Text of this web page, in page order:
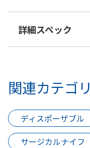
詳細スペック
関連カテゴリ
ディスポーザブル
サージカルナイフ